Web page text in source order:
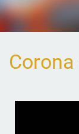
Corona